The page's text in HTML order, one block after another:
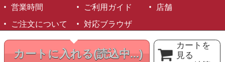
カートに入れる(読込中...)
カートを
見る
営業時間
ご利用ガイド
店舗
ご注文について
対応ブラウザ
©1999-2026 NARANJA Inc. All Rights Reserved.